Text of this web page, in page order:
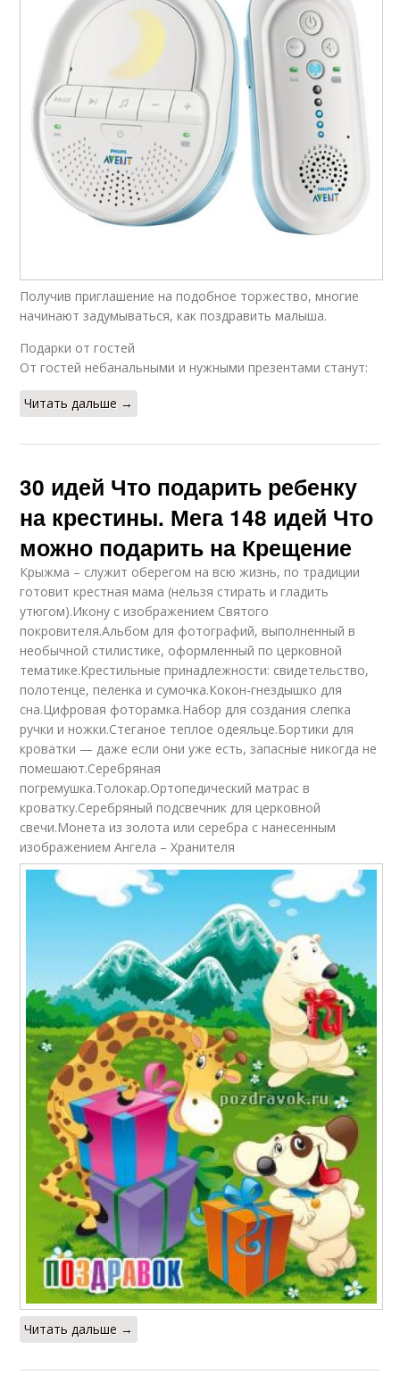
Получив приглашение на подобное торжество, многие
начинают задумываться, как поздравить малыша.
Подарки от гостей
От гостей небанальными и нужными презентами станут:
Читать дальше →
30 идей Что подарить ребенку
на крестины. Мега 148 идей Что
можно подарить на Крещение
Крыжма – служит оберегом на всю жизнь, по традиции
готовит крестная мама (нельзя стирать и гладить
утюгом).Икону с изображением Святого
покровителя.Альбом для фотографий, выполненный в
необычной стилистике, оформленный по церковной
тематике.Крестильные принадлежности: свидетельство,
полотенце, пеленка и сумочка.Кокон-гнездышко для
сна.Цифровая фоторамка.Набор для создания слепка
ручки и ножки.Стеганое теплое одеяльце.Бортики для
кроватки — даже если они уже есть, запасные никогда не
помешают.Серебряная
погремушка.Толокар.Ортопедический матрас в
кроватку.Серебряный подсвечник для церковной
свечи.Монета из золота или серебра с нанесенным
изображением Ангела – Хранителя
Читать дальше →